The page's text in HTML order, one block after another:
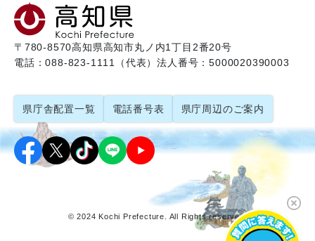
〒780-8570高知県高知市丸ノ内1丁目2番20号
電話：088-823-1111（代表）法人番号：5000020390003
県庁舎配置一覧 電話番号表 県庁周辺のご案内
© 2024 Kochi Prefecture. All Rights reserved.